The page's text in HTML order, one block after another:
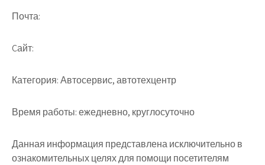
Почта:
Cайт:
Категория:Автосервис, автотехцентр
Время работы:ежедневно, круглосуточно
Данная информация представлена исключительно в
ознакомительных целях для помощи посетителям